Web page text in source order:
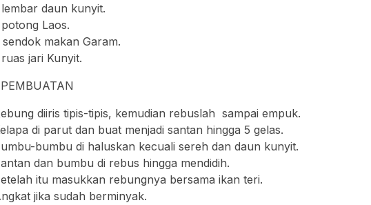
lembar daun kunyit.
potong Laos.
sendok makan Garam.
ruas jari Kunyit.
diiris tipis-tipis, kemudian rebuslah sampai empuk.
di parut dan buat menjadi santan hingga 5 gelas.
bumbu di haluskan kecuali sereh dan daun kunyit.
dan bumbu di rebus hingga mendidih.
itu masukkan rebungnya bersama ikan teri.
jika sudah berminyak.